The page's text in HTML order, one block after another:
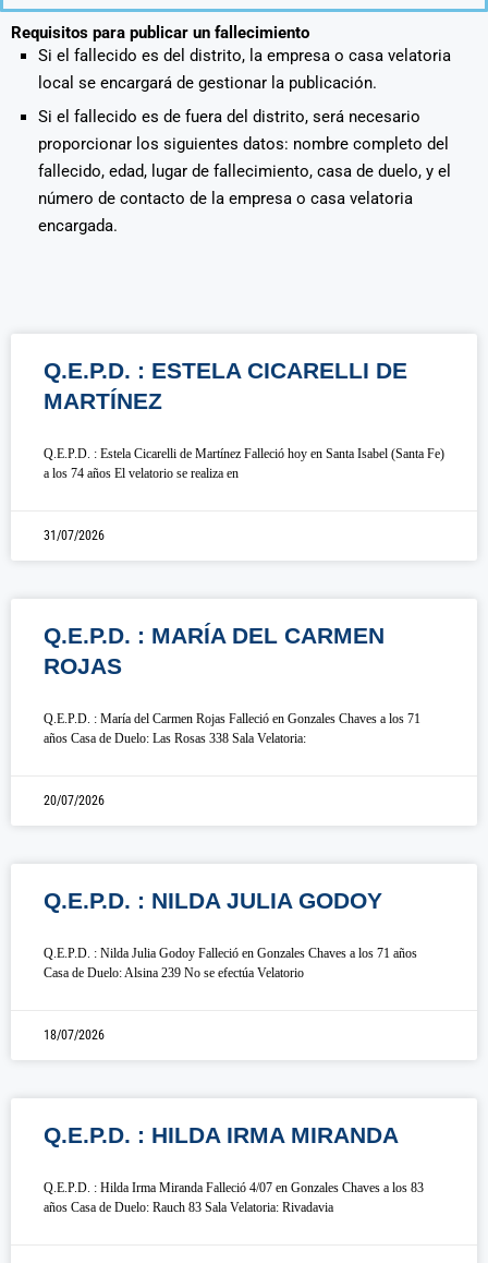
Requisitos para publicar un fallecimiento
Si el fallecido es del distrito, la empresa o casa velatoria
local se encargará de gestionar la publicación.
Si el fallecido es de fuera del distrito, será necesario
proporcionar los siguientes datos: nombre completo del
fallecido, edad, lugar de fallecimiento, casa de duelo, y el
número de contacto de la empresa o casa velatoria
encargada.
Q.E.P.D. : ESTELA CICARELLI DE
MARTÍNEZ
Q.E.P.D. : Estela Cicarelli de Martínez Falleció hoy en Santa Isabel (Santa Fe)
a los 74 años El velatorio se realiza en
31/07/2026
Q.E.P.D. : MARÍA DEL CARMEN
ROJAS
Q.E.P.D. : María del Carmen Rojas Falleció en Gonzales Chaves a los 71
años Casa de Duelo: Las Rosas 338 Sala Velatoria:
20/07/2026
Q.E.P.D. : NILDA JULIA GODOY
Q.E.P.D. : Nilda Julia Godoy Falleció en Gonzales Chaves a los 71 años
Casa de Duelo: Alsina 239 No se efectúa Velatorio
18/07/2026
Q.E.P.D. : HILDA IRMA MIRANDA
Q.E.P.D. : Hilda Irma Miranda Falleció 4/07 en Gonzales Chaves a los 83
años Casa de Duelo: Rauch 83 Sala Velatoria: Rivadavia